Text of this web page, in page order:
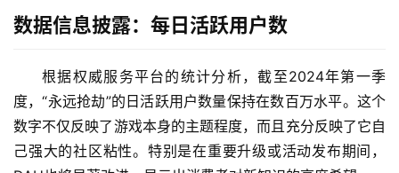
数据信息披露：每日活跃用户数
根据权威服务平台的统计分析，截至2024年第一季
度，“永远抢劫”的日活跃用户数量保持在数百万水平。这个
数字不仅反映了游戏本身的主题程度，而且充分反映了它自
己强大的社区粘性。特别是在重要升级或活动发布期间，